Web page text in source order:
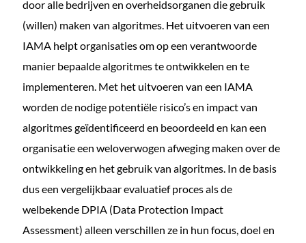
door alle bedrijven en overheidsorganen die gebruik
(willen) maken van algoritmes. Het uitvoeren van een
IAMA helpt organisaties om op een verantwoorde
manier bepaalde algoritmes te ontwikkelen en te
implementeren. Met het uitvoeren van een IAMA
worden de nodige potentiële risico’s en impact van
algoritmes geïdentificeerd en beoordeeld en kan een
organisatie een weloverwogen afweging maken over de
ontwikkeling en het gebruik van algoritmes. In de basis
dus een vergelijkbaar evaluatief proces als de
welbekende DPIA (Data Protection Impact
Assessment) alleen verschillen ze in hun focus, doel en